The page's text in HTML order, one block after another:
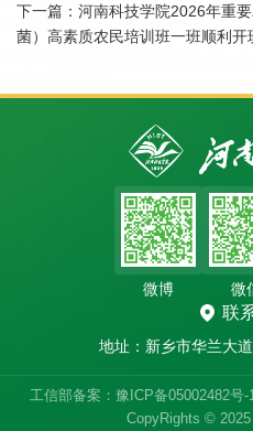
下一篇： 河南科技学院2026年重
菌）高素质农民培训班一班顺利开
联
地址：新乡市华兰大
微博 微
工信部备案：豫ICP备05002482号-1
CopyRights ©